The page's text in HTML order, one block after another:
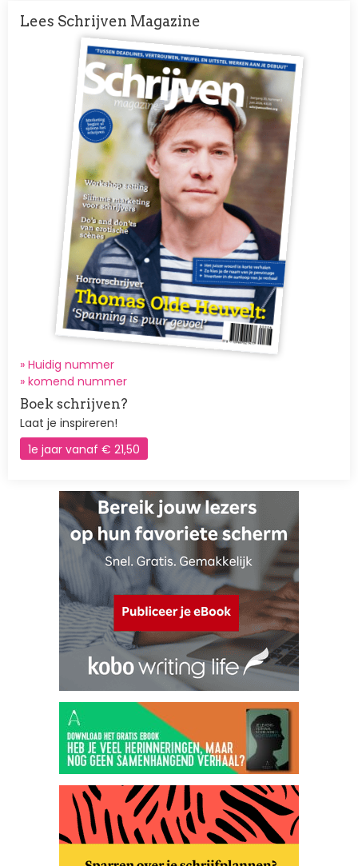
Lees Schrijven Magazine
Afbeelding
» Huidig nummer
» komend nummer
Boek schrijven?
Laat je inspireren!
1e jaar vanaf € 21,50